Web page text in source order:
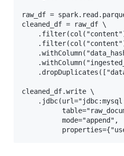
raw_df =
cleaned_df = raw_df \
cleaned_df.write \
          mode="append",